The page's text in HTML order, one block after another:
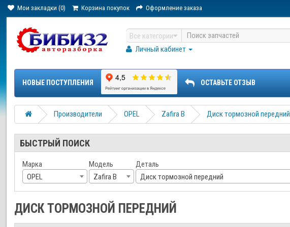
Мои закладки (0) Корзина покупок Оформление заказа
Все категории
Личный кабинет
НОВЫЕ ПОСТУПЛЕНИЯ ОСТАВЬТЕ ОТЗЫВ
Производители OPEL Zafira B Диск тормозной передний
БЫСТРЫЙ ПОИСК
Марка
OPEL
Модель
Zafira B
Деталь
Диск тормозной передний
ДИСК ТОРМОЗНОЙ ПЕРЕДНИЙ